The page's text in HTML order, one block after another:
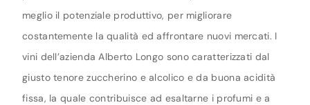
meglio il potenziale produttivo, per migliorare
costantemente la qualità ed affrontare nuovi mercati. I
vini dell’azienda Alberto Longo sono caratterizzati dal
giusto tenore zuccherino e alcolico e da buona acidità
fissa, la quale contribuisce ad esaltarne i profumi e a